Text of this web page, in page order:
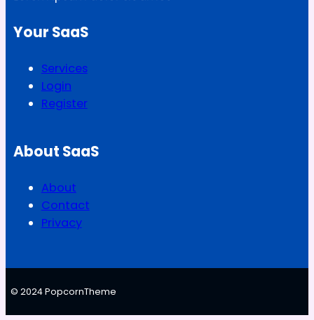
Your SaaS
Services
Login
Register
About SaaS
About
Contact
Privacy
© 2024 PopcornTheme